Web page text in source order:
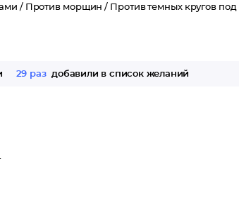
/ Против морщин / Против темных кругов под
29 раз добавили в список желаний